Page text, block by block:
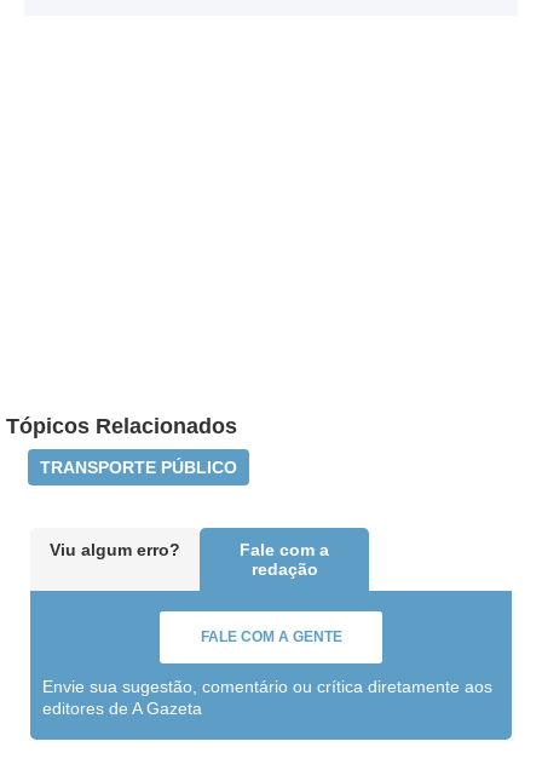
Tópicos Relacionados
TRANSPORTE PÚBLICO
Viu algum erro?
Fale com a
redação
FALE COM A GENTE
Envie sua sugestão, comentário ou crítica diretamente aos
editores de A Gazeta